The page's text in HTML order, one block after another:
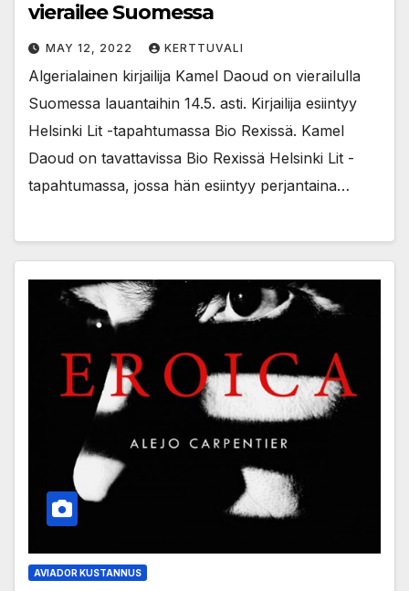
vierailee Suomessa
MAY 12, 2022 KERTTUVALI
Algerialainen kirjailija Kamel Daoud on vierailulla
Suomessa lauantaihin 14.5. asti. Kirjailija esiintyy
Helsinki Lit -tapahtumassa Bio Rexissä. Kamel
Daoud on tavattavissa Bio Rexissä Helsinki Lit -
tapahtumassa, jossa hän esiintyy perjantaina…
AVIADOR KUSTANNUS